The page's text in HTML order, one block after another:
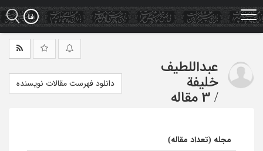
Skip
to
main
عبداللطیف
خلیفة
/ 3 مقاله
دانلود فهرست مقالات نویسنده
مجله (تعداد مقاله)